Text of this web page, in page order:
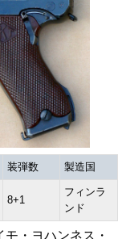
装弾数 製造国
8+1
フィンラ
ンド
・ヨハンネス・